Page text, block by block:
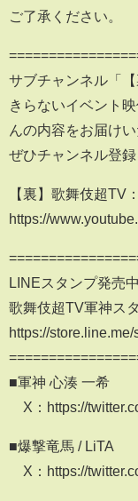
ご了承ください。
サブチャンネル「
きらないイベント
んの内容をお届けい
ぜひチャンネル登
【裏】歌舞伎超TV：
https://
LINEスタンプ発売中
歌舞伎超TV軍神ス
https://
■軍神 心湊 一希
X：https://
■爆撃竜馬 / LiTA
X：https://